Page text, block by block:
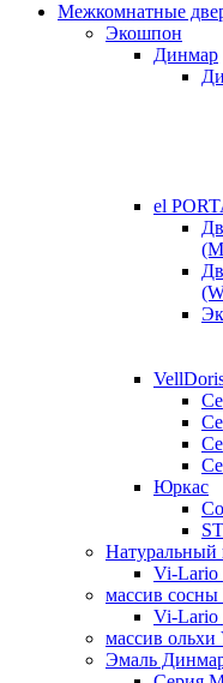
Межкомнатные
Экошпон
Динмар
el
Юркас
Vi-Lario
массив
Vi-Lario
массив ольхи
Эмаль